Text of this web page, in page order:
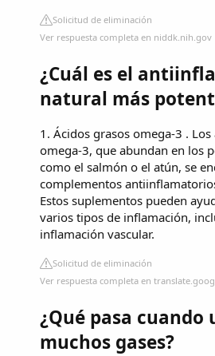
Solicitud de eliminación
Ver respuesta completa en niddk.nih.gov
¿Cuál es el
natural más
1. Ácidos grasos omega-3 .
omega-3, que abundan en los
como el salmón o el atún, se
complementos
Estos suplementos pueden
varios tipos de inflamación,
inflamación vascular.
Solicitud de eliminación
Ver respuesta completa en
¿Qué pasa cuando
muchos gases?